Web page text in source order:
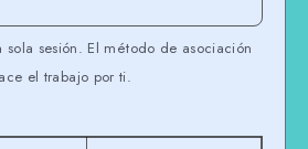
sola sesión. El método de asociación
el trabajo por ti.